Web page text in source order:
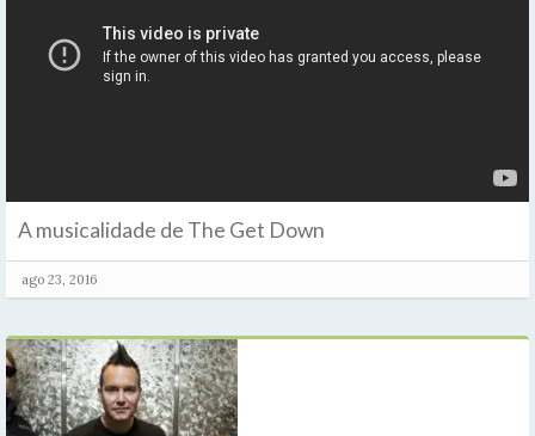
A musicalidade de The Get Down
ago 23, 2016